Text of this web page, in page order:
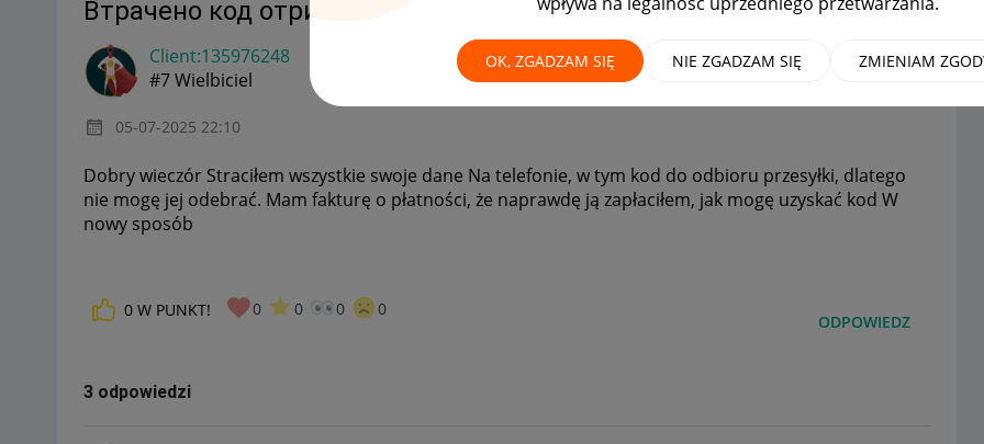
OK, ZGADZAM SIĘ NIE ZGADZAM SIĘ ZMIENIAM
Втрачено код отримання посилки
Client:135976248
#7 Wielbiciel
‎05-07-2025 22:10
Dobry wieczór Straciłem wszystkie swoje dane Na telefonie, w tym kod do odbioru przesyłki, dlatego
nie mogę jej odebrać. Mam fakturę o płatności, że naprawdę ją zapłaciłem, jak mogę uzyskać kod W
nowy sposób
0 W PUNKT! 0 0 0 0
ODPOWIEDZ
3 odpowiedzi